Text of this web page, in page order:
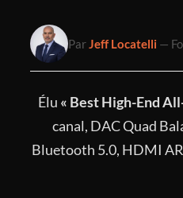
Par Jeff Locatelli —
Élu « Best High-End
canal, DAC Quad
Bluetooth 5.0, HDMI